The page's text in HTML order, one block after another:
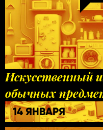
Искусственный
обычных
14 ЯНВАРЯ